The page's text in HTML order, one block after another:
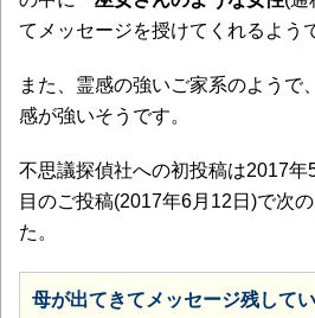
てメッセージを授けてくれるよう
また、霊感の強いご家系のようで
感が強いそうです。
不思議探偵社への初投稿は2017年
目のご投稿(2017年6月12日)で次
た。
母が出てきてメッセージ残して